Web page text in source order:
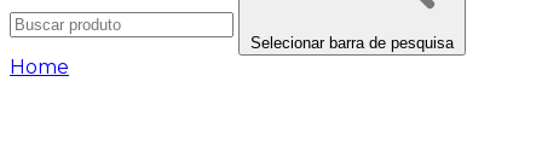
Selecionar barra de pesquisa
Home